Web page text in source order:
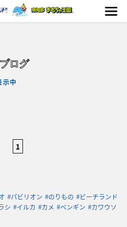
料金＆スケジュール
フード&ショップ
ログ
中
1
#パビリオン #のりもの #ビーチランド
シ #イルカ #カメ #ペンギン #カワウソ